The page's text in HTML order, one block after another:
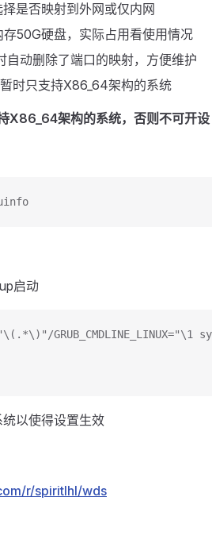
是否映射到外网或仅内网
50G硬盘，实际占用看使用情况
动删除了端口的映射，方便维护
时只支持X86_64架构的系统
X86_64架构的系统，否则不可开设
启动
统以使得设置生效
r/spiritlhl/wds